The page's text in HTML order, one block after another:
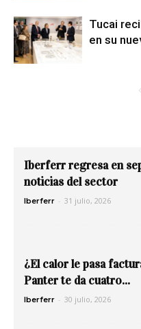
Tucai
en su
Iberferr regresa en
noticias del sector
Iberferr - 31 julio, 2026
¿El calor le pasa
Panter te da cuatro...
Iberferr - 30 julio, 2026